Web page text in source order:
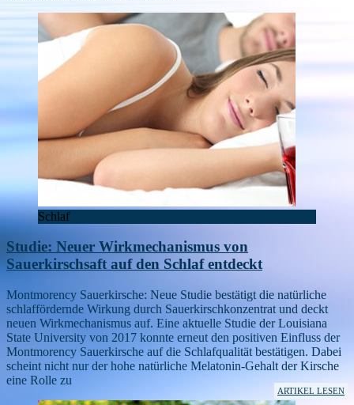
Schlaf
Studie: Neuer Wirkmechanismus von
Sauerkirschsaft auf den Schlaf entdeckt
Montmorency Sauerkirsche: Neue Studie bestätigt die natürliche
schlaffördernde Wirkung durch Sauerkirschkonzentrat und deckt
neuen Wirkmechanismus auf. Eine aktuelle Studie der Louisiana
State University von 2017 konnte erneut den positiven Einfluss der
Montmorency Sauerkirsche auf die Schlafqualität bestätigen. Dabei
scheint nicht nur der hohe natürliche Melatonin-Gehalt der Kirsche
eine Rolle zu
ARTIKEL LESEN